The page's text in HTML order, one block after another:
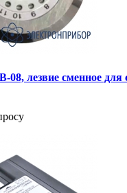
08, лезвие сменное для